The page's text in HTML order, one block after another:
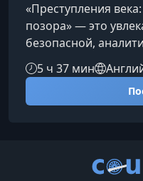
«Преступления
позора» — это
безопасной,
форме погружает
обсуждаемые и
последних 120 лет,
общественное
5 ч 37 мин